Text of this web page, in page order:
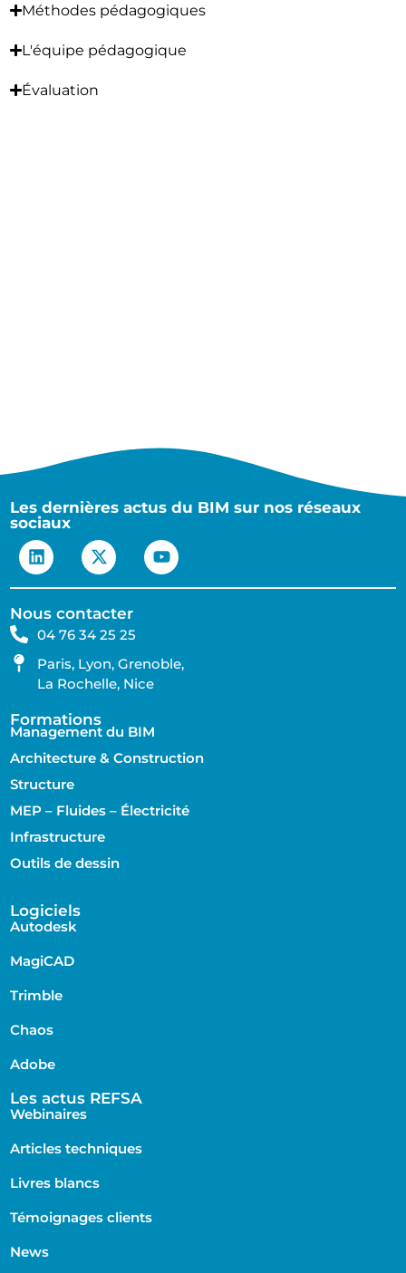
Méthodes pédagogiques
L'équipe pédagogique
Évaluation
Les dernières actus du BIM sur nos réseaux
sociaux
Nous contacter
04 76 34 25 25
Paris, Lyon, Grenoble,
La Rochelle, Nice
Formations
Management du BIM
Architecture & Construction
Structure
MEP – Fluides – Électricité
Infrastructure
Outils de dessin
Logiciels
Autodesk
MagiCAD
Trimble
Chaos
Adobe
Les actus REFSA
Webinaires
Articles techniques
Livres blancs
Témoignages clients
News